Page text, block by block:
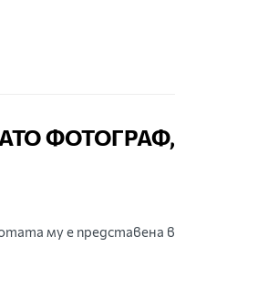
ФОТОГРАФ,
му е представена в